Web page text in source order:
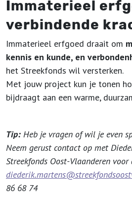
Immaterieel
verbindende
Immaterieel erfgoed draait om
kennis en kunde, en
het Streekfonds wil versterken.
Met jouw project kun je tonen
bijdraagt aan een warme,
Tip: Heb je vragen of wil je even
Neem gerust contact op met
Streekfonds Oost-Vlaanderen
86 68 74